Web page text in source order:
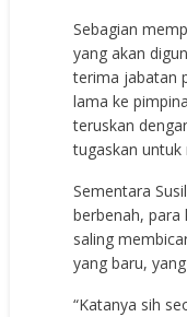
Sebagian
yang akan
terima jabatan
lama ke
teruskan
tugaskan untuk
Sementara
berbenah, para
saling
yang baru,
“Katanya sih